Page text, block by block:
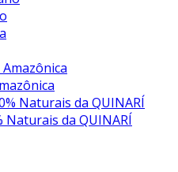
Naturais da QUINARÍ